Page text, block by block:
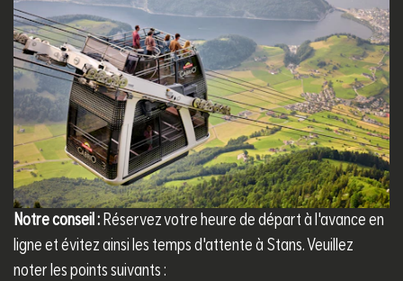
Notre conseil : Réservez votre heure de départ à l'avance en
ligne et évitez ainsi les temps d'attente à Stans. Veuillez
noter les points suivants :